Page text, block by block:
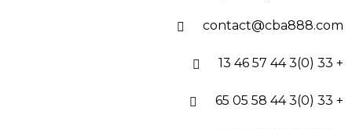
contact@cba888.com
+ 33 (0)3 44 57 46 13
+ 33 (0)3 44 58 05 65